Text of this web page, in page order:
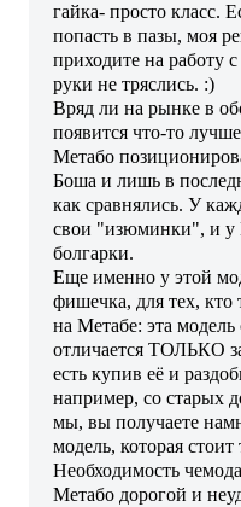
гайка- просто класс.
попасть в пазы, моя
приходите на работу
руки не тряслись. :)
Вряд ли на рынке в
появится что-то
Метабо
Боша и лишь в
как сравнялись. У
свои "изюминки", и у
болгарки.
Еще именно у этой
фишечка, для тех,
на Метабе: эта
отличается ТОЛЬКО
есть купив её и
например, со старых
мы, вы получаете
модель, которая
Необходимость
Метабо дорогой и